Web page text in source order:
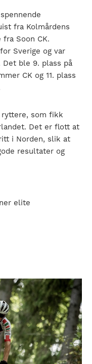
fra Kolmårdens
fra Soon CK.
Sverige og var
ble 9. plass på
CK og 11. plass
ryttere, som fikk
Det er flott at
i Norden, slik at
resultater og
elite